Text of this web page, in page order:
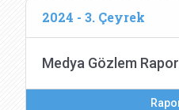
2024 - 3. Çeyrek
Medya Gözlem